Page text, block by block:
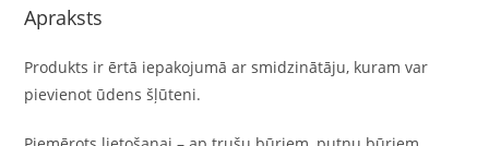
Apraksts
Produkts ir ērtā iepakojumā ar smidzinātāju, kuram var
pievienot ūdens šļūteni.